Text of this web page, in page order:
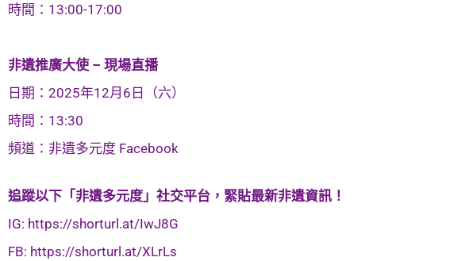
時間：13:00-17:00
非遺推廣大使 – 現場直播
日期：2025年12月6日（六）
時間：13:30
頻道：非遺多元度 Facebook
追蹤以下「非遺多元度」社交平台，緊貼最新非遺資訊！
IG: https://shorturl.at/IwJ8G
FB: https://shorturl.at/XLrLs